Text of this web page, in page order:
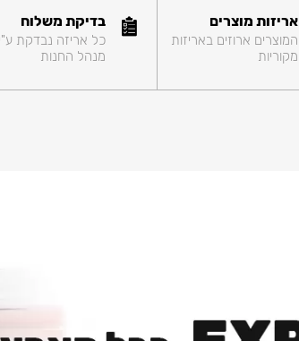
אריזות מוצרים
המוצרים ארוזים באריזות
מקוריות
בדיקת משלוח
כל אריזה נבדקת ע"י
מנהל החנות